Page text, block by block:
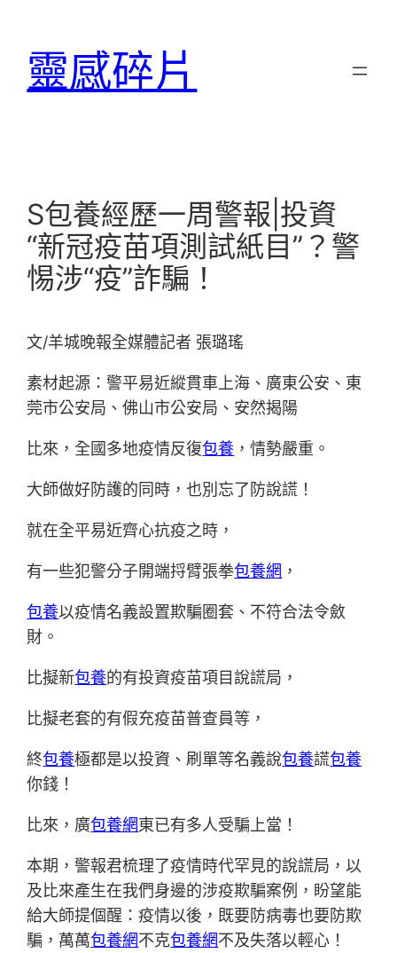
靈感碎片
S包養經歷一周警報|投資
“新冠疫苗項測試紙目”？警
惕涉“疫”詐騙！
文/羊城晚報全媒體記者 張璐瑤
素材起源：警平易近縱貫車上海、廣東公安、東
莞市公安局、佛山市公安局、安然揭陽
比來，全國多地疫情反復包養 ，情勢嚴重。
大師做好防護的同時，也別忘了防說謊！
就在全平易近齊心抗疫之時，
有一些犯警分子開端捋臂張拳包養網 ，
包養以疫情名義設置欺騙圈套、不符合法令斂
財。
比擬新包養的有投資疫苗項目說謊局，
比擬老套的有假充疫苗普查員等，
終包養極都是以投資、刷單等名義說包養謊包養
你錢！
比來，廣包養網東已有多人受騙上當！
本期，警報君梳理了疫情時代罕見的說謊局，以
及比來產生在我們身邊的涉疫欺騙案例，盼望能
給大師提個醒：疫情以後，既要防病毒也要防欺
騙，萬萬包養網不克包養網不及失落以輕心！